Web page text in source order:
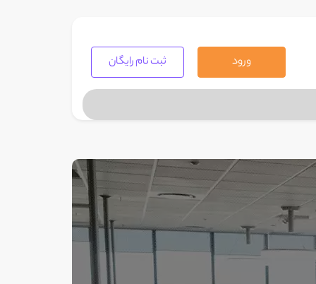
ورود ثبت نام رایگان